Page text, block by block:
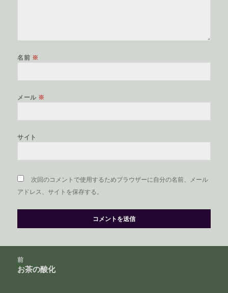
名前 ※
メール ※
サイト
次回のコメントで使用するためブラウザーに自分の名前、メール
アドレス、サイトを保存する。
前
前
お茶の酸化